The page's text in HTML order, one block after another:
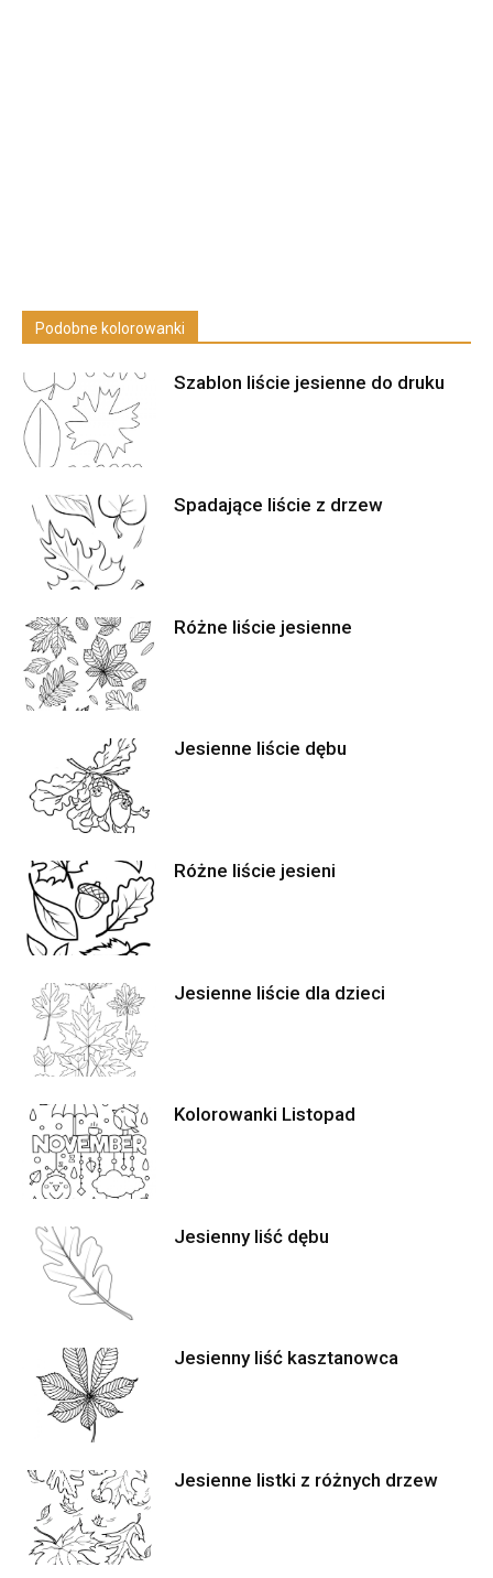
Podobne kolorowanki
Szablon liście jesienne do druku
Spadające liście z drzew
Różne liście jesienne
Jesienne liście dębu
Różne liście jesieni
Jesienne liście dla dzieci
Kolorowanki Listopad
Jesienny liść dębu
Jesienny liść kasztanowca
Jesienne listki z różnych drzew